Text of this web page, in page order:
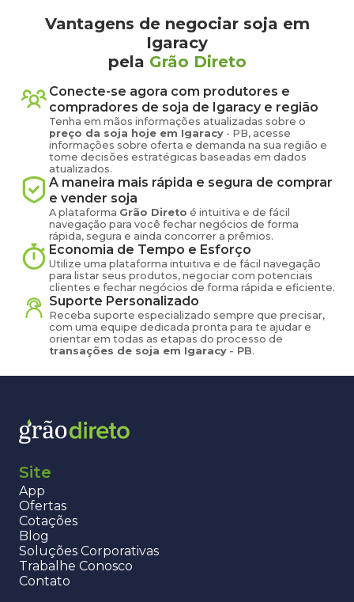
Vantagens de negociar soja em
Igaracy
pela Grão Direto
Conecte-se agora com produtores e
compradores de soja de Igaracye região
Tenha em mãos informações atualizadas sobre o
preço da soja hoje em Igaracy - PB, acesse
informações sobre oferta e demanda na sua região e
tome decisões estratégicas baseadas em dados
atualizados.
A maneira mais rápida e segura de comprar
e vender soja
A plataforma Grão Direto é intuitiva e de fácil
navegação para você fechar negócios de forma
rápida, segura e ainda concorrer a prêmios.
Economia de Tempo e Esforço
Utilize uma plataforma intuitiva e de fácil navegação
para listar seus produtos, negociar com potenciais
clientes e fechar negócios de forma rápida e eficiente.
Suporte Personalizado
Receba suporte especializado sempre que precisar,
com uma equipe dedicada pronta para te ajudar e
orientar em todas as etapas do processo de
transações de soja em Igaracy - PB.
Site
App
Ofertas
Cotações
Blog
Soluções Corporativas
Trabalhe Conosco
Contato